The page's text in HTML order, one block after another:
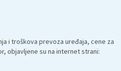
i troškova prevoza uređaja, cene za
objavljene su na internet strani: